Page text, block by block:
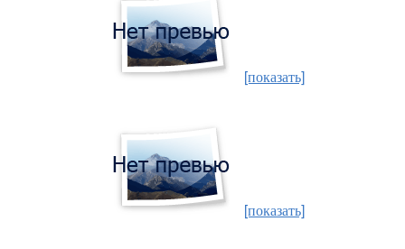
[показать]
[показать]